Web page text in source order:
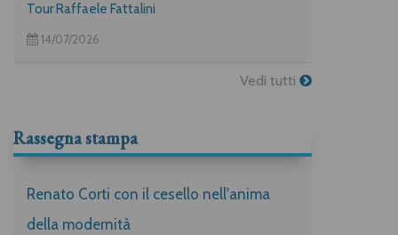
Tour Raffaele Fattalini
14/07/2026
Vedi tutti
Rassegna stampa
Renato Corti con il cesello nell'anima
della modernità